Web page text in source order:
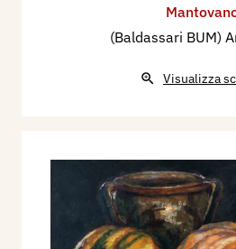
(Baldassari BUM)
Visualizza